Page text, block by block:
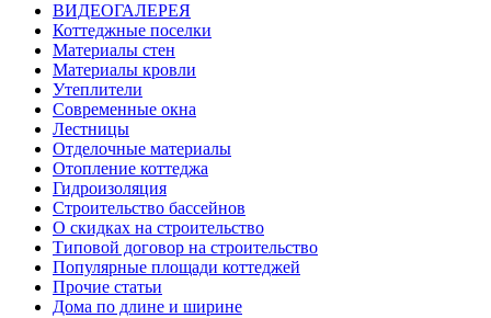
ВИДЕОГАЛЕРЕЯ
Коттеджные поселки
Материалы стен
Материалы кровли
Утеплители
Современные окна
Лестницы
Отделочные материалы
Отопление коттеджа
Гидроизоляция
Строительство бассейнов
О скидках на строительство
Типовой договор на строительство
Популярные площади коттеджей
Прочие статьи
Дома по длине и ширине